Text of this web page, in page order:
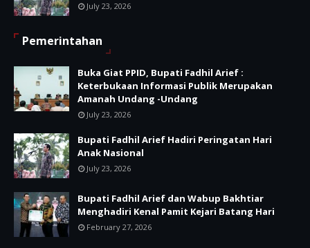
July 23, 2026
Pemerintahan
Buka Giat PPID, Bupati Fadhil Arief :
Keterbukaan Informasi Publik Merupakan
Amanah Undang -Undang
July 23, 2026
Bupati Fadhil Arief Hadiri Peringatan Hari
Anak Nasional
July 23, 2026
Bupati Fadhil Arief dan Wabup Bakhtiar
Menghadiri Kenal Pamit Kejari Batang Hari
February 27, 2026